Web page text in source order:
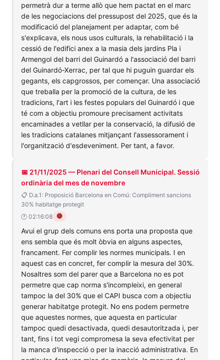
permetrà dur a terme allò que hem pactat en el marc
de les negociacions del pressupost del 2025, que és la
modificació del planejament per adaptar, com bé
s'explicava, els nous usos culturals, la rehabilitació i la
cessió de l'edifici anex a la masia dels jardins Pla i
Armengol del barri del Guinardó a l'associació del barri
del Guinardó-Xerrac, per tal que hi puguin guardar els
gegants, els capgrossos, per començar. Una associació
que treballa per la promoció de la cultura, de les
tradicions, l'art i les festes populars del Guinardó i que
té com a objectiu promoure precisament activitats
encaminades a vetllar per la conservació, la difusió de
les tradicions catalanes mitjançant l'assessorament i
l'organització d'esdeveniment. Per tant, a favor.
📅 21/11/2025 — Plenari del Consell Municipal. Sessió
ordinària del mes de novembre
📋 D.a.1: Proposició Barcelona en Comú: Compliment sancions
30% habitatge protegit
🕐 02:16:08 🔴
Avui el grup dels comuns ens porta una proposta que
ens sembla que és molt òbvia en alguns aspectes,
francament. Fer complir les normes municipals. I en
aquest cas en concret, fer complir la mesura del 30%.
Nosaltres som del parer que a Barcelona no es pot
permetre que cap norma s'incompleixi, en general
tampoc la del 30% que el CAPI busca com a objectiu
generar habitatge protegit. No ens podem permetre
que aquestes normes, que aquesta en particular
tampoc quedi desactivada, quedi desautoritzada i, per
tant, fins i tot vegi compromesa la seva efectivitat per
la manca d'inspecció o per la inacció administrativa. En